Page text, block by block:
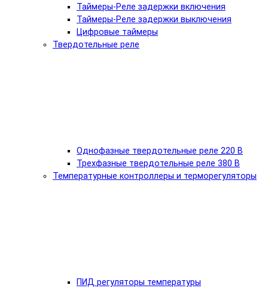
Таймеры-Реле задержки включения
Таймеры-Реле задержки выключения
Цифровые таймеры
Твердотельные реле
Однофазные твердотельные реле 220 В
Трехфазные твердотельные реле 380 В
Температурные контроллеры и терморегуляторы
ПИД регуляторы температуры